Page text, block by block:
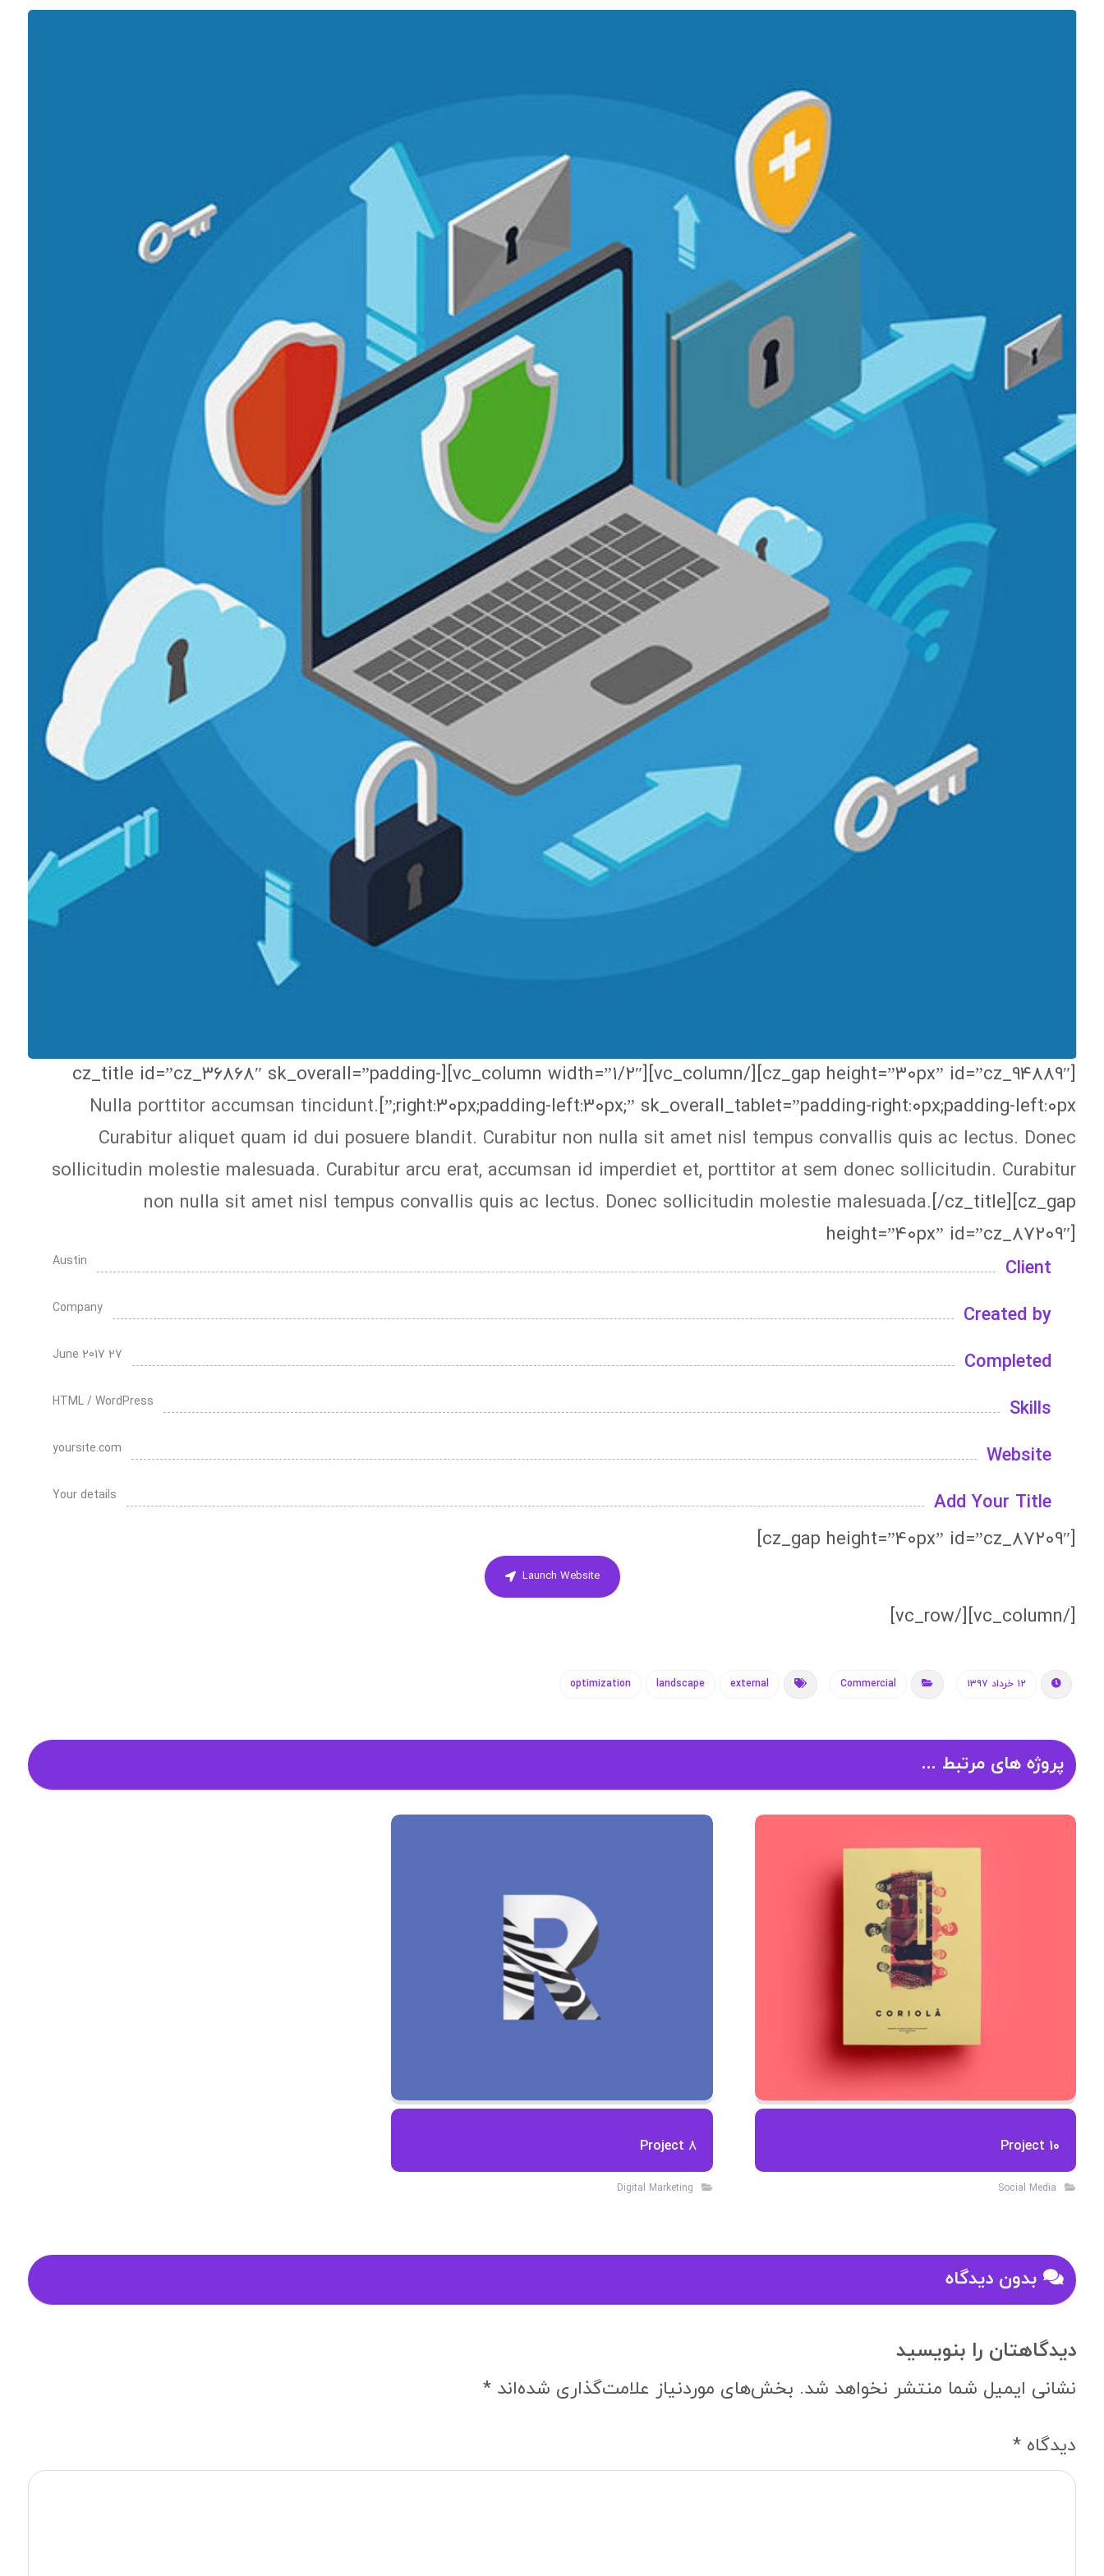
[cz_gap height=”30px” id=”cz_94889″][/vc_column][vc_column width=”1/2″][cz_title id=”cz_36868″ sk_overall=”padding-
right:30px;padding-left:30px;” sk_overall_tablet=”padding-right:0px;padding-left:0px;”]
Nulla porttitor accumsan tincidunt.
Curabitur aliquet quam id dui posuere blandit. Curabitur non nulla sit amet nisl tempus convallis quis ac lectus. Donec
sollicitudin molestie malesuada. Curabitur arcu erat, accumsan id imperdiet et, porttitor at sem donec sollicitudin. Curabitur
non nulla sit amet nisl tempus convallis quis ac lectus. Donec sollicitudin molestie malesuada.[/cz_title][cz_gap
height=”40px” id=”cz_87209″]
Client
Austin
Created by
Company
Completed
27 June 2017
Skills
HTML / WordPress
Website
yoursite.com
Add Your Title
Your details
[cz_gap height=”40px” id=”cz_87209″]
Launch Website
[/vc_column][/vc_row]
۱۲ خرداد ۱۳۹۷ Commercial
external
landscape
optimization
پروژه های مرتبط ...
Project 10
Social Media
Project 8
Digital Marketing
بدون دیدگاه
دیدگاهتان را بنویسید
نشانی ایمیل شما منتشر نخواهد شد. بخش‌های موردنیاز علامت‌گذاری شده‌اند *
دیدگاه *